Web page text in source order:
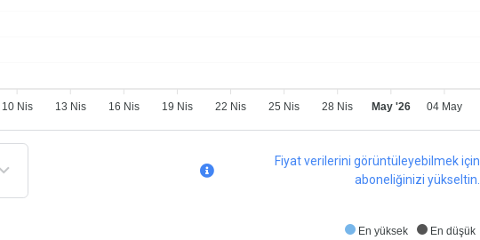
10 Nis 13 Nis 16 Nis 19 Nis 22 Nis 25 Nis 28 Nis May '26 04 May
Fiyat verilerini görüntüleyebilmek için
aboneliğinizi yükseltin.
En yüksek En düşük